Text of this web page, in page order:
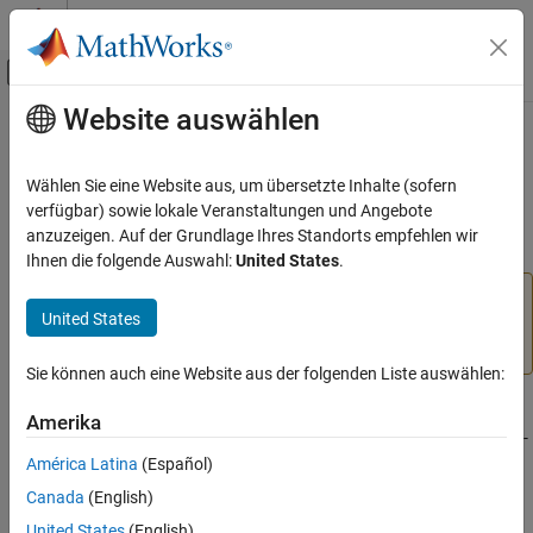
Weiter zum Inhalt
Umschaltung für Off-Canvas-
Startseite der Dokumentation
Simulink Coder
Deployment, Integration, and Supported
Hardware
NXP FRDM-K64F Board
ON THIS PAGE
Compatibility
Description
Ports
Hauptinhalt
UDP Send
Send UDP message to UDP host
expand all in page
Add-On Required:
Coder Support Package for NXP FRDM-K64F Board
Simulink Coder Support Package for NXP FRDM-
K64F Board
Description
Website auswählen
Wählen Sie eine Website aus, um übersetzte Inhalte (sofern
verfügbar) sowie lokale Veranstaltungen und Angebote
anzuzeigen. Auf der Grundlage Ihres Standorts empfehlen wir
Ihnen die folgende Auswahl:United States.
United States
Sie können auch eine Website aus der folgenden Liste auswählen:
Amerika
América Latina (Español)
Canada (English)